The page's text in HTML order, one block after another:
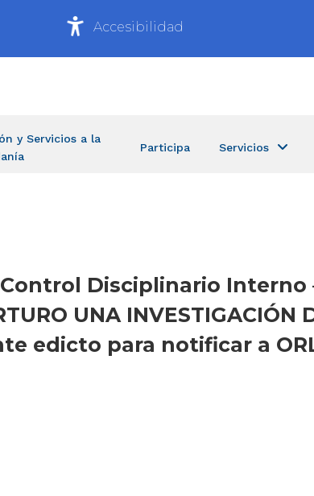
Accesibilidad
y Servicios a la
Participa Servicios
Disciplinario Interno –
UNA INVESTIGACIÓN
edicto para notificar a